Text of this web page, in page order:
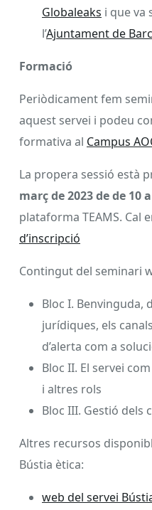
Globaleaks i que va
l’Ajuntament de
Formació
Periòdicament fem
aquest servei i podeu
formativa al Campus
La propera sessió està
març de 2023 de de 10
plataforma TEAMS. Cal
d’inscripció
Contingut del seminari
Bloc I. Benvinguda,
jurídiques, els
d’alerta com a
Bloc II. El servei
i altres rols
Bloc III. Gestió dels
Altres recursos
Bústia ètica:
web del servei